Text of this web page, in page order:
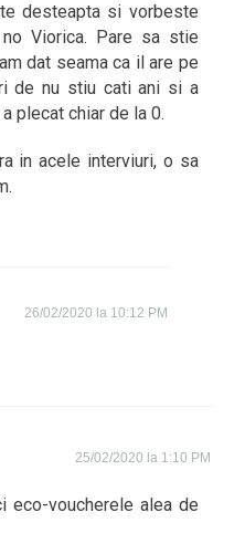
desteapta si vorbeste
Viorica. Pare sa stie
dat seama ca il are pe
de nu stiu cati ani si a
plecat chiar de la 0.
in acele interviuri, o sa
26/02/2020 la 10:12 PM
25/02/2020 la 1:10 PM
eco-voucherele alea de